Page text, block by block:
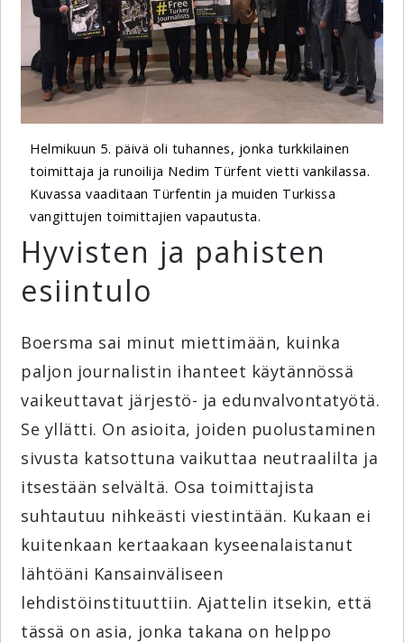
Helmikuun 5. päivä oli tuhannes, jonka turkkilainen
toimittaja ja runoilija Nedim Türfent vietti vankilassa.
Kuvassa vaaditaan Türfentin ja muiden Turkissa
vangittujen toimittajien vapautusta.
Hyvisten ja pahisten
esiintulo
Boersma sai minut miettimään, kuinka
paljon journalistin ihanteet käytännössä
vaikeuttavat järjestö- ja edunvalvontatyötä.
Se yllätti. On asioita, joiden puolustaminen
sivusta katsottuna vaikuttaa neutraalilta ja
itsestään selvältä. Osa toimittajista
suhtautuu nihkeästi viestintään. Kukaan ei
kuitenkaan kertaakaan kyseenalaistanut
lähtöäni Kansainväliseen
lehdistöinstituuttiin. Ajattelin itsekin, että
tässä on asia, jonka takana on helppo